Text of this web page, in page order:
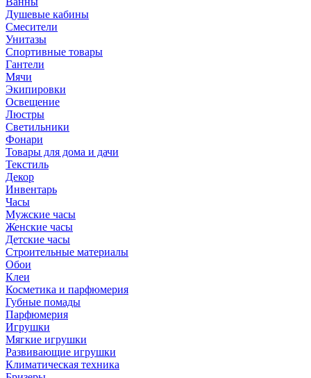
Душевые кабины
Смесители
Унитазы
Спортивные товары
Гантели
Мячи
Экипировки
Освещение
Люстры
Светильники
Фонари
Товары для дома и дачи
Текстиль
Декор
Инвентарь
Часы
Мужские часы
Женские часы
Детские часы
Строительные материалы
Обои
Клеи
Косметика и парфюмерия
Губные помады
Парфюмерия
Игрушки
Мягкие игрушки
Развивающие игрушки
Климатическая техника